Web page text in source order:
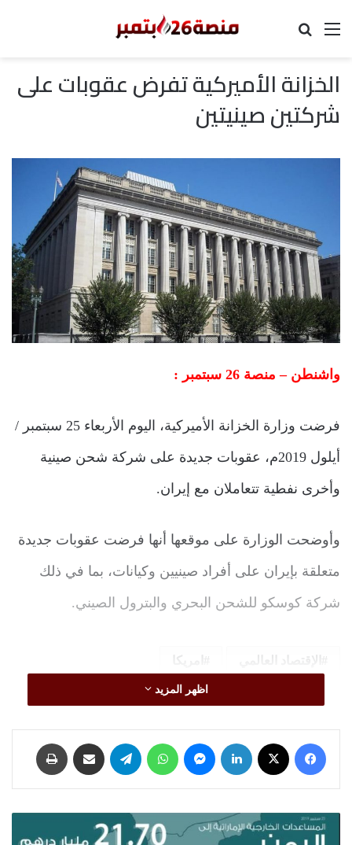
القائمة
الخزانة الأميركية تفرض عقوبات على
شركتين صينيتين
واشنطن – منصة 26 سبتمبر :
فرضت وزارة الخزانة الأميركية، اليوم الأربعاء 25 سبتمبر /
أيلول 2019م، عقوبات جديدة على شركة شحن صينية
وأخرى نفطية تتعاملان مع إيران.
وأوضحت الوزارة على موقعها أنها فرضت عقوبات جديدة
متعلقة بإيران على أفراد صينيين وكيانات، بما في ذلك
شركة كوسكو للشحن البحري والبترول الصيني.
الإقتصاد العالمي امريكا
اظهر المزيد
فيسبوك لينكدإن ماسنجر واتساب تيلقرام مشاركة عبر البريد
تقرير
أممي: